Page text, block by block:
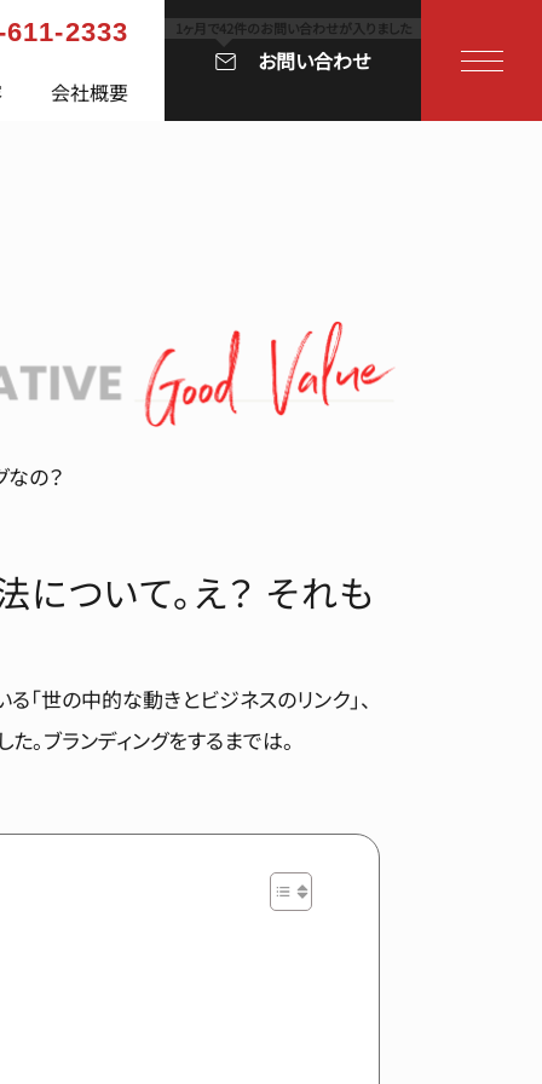
611-2333
会社概要
お問い合わせ
の？
ついて。え？ それも
「世の中的な動きとビジネスのリンク」、
。ブランディングをするまでは。